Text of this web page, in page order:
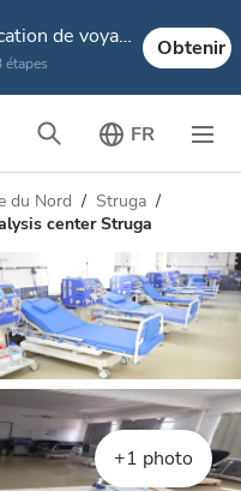
bookdialysis – application de voyage
étapes
Obtenir
FR
du Nord
Struga
center Struga
+1 photo